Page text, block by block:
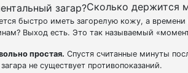
Сколько держится
быстро иметь загорелую кожу, а
Выход есть. Это так называемый
простая. Спустя считанные минуты
не существует противопоказаний.